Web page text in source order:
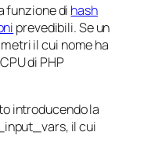
funzione di hash
prevedibili. Se un
il cui nome ha
di PHP
introducendo la
il cui